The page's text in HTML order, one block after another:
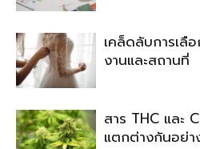
เคล็ดลับการเลื
งานและสถานที่
สาร THC และ
แตกต่างกันอย่า